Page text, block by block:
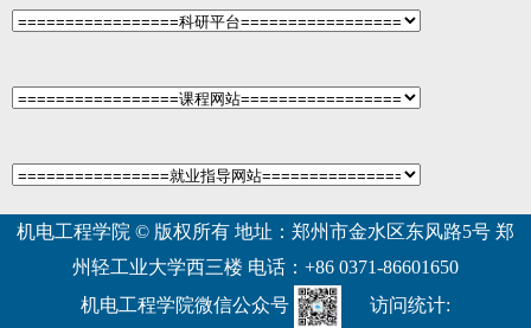
机电工程学院 © 版权所有 地址：郑州市金水区东风路5号 郑
州轻工业大学西三楼 电话：+86 0371-86601650
机电工程学院微信公众号
访问统计: